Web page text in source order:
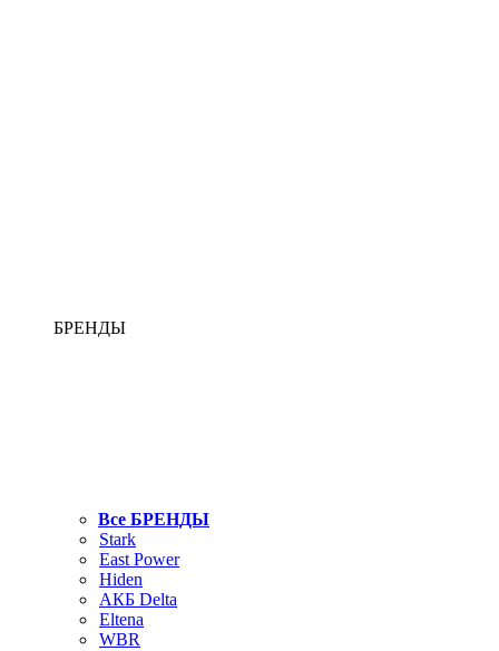
БРЕНДЫ
Все БРЕНДЫ
Stark
East Power
Hiden
АКБ Delta
Eltena
WBR